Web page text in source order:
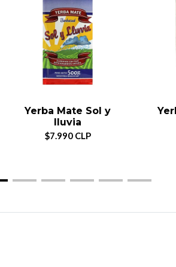
Yerba Mate Sol y
lluvia
$7.990 CLP